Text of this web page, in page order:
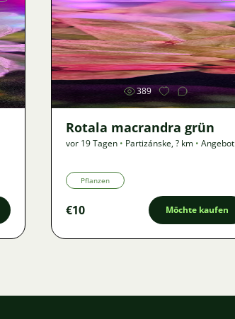
Bild
389
Rotala macrandra grün
vor 19 Tagen • Partizánske,? km • Angebot
Pflanzen
€10 Möchte kaufen